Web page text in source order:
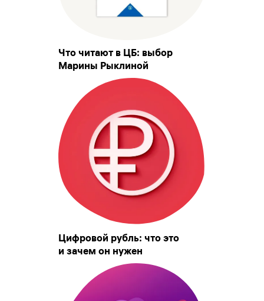
Что читают в ЦБ: выбор
Марины Рыклиной
Цифровой рубль: что это
и зачем он нужен